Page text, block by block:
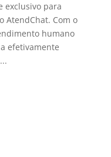
exclusivo para
AtendChat. Com o
humano
efetivamente